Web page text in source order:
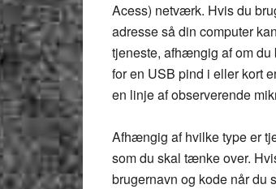
Acess) netværk. Hvis du
adresse så din computer
tjeneste, afhængig af om
for en USB pind i eller kort
en linje af observerende
Afhængig af hvilke type er
som du skal tænke over.
brugernavn og kode når du